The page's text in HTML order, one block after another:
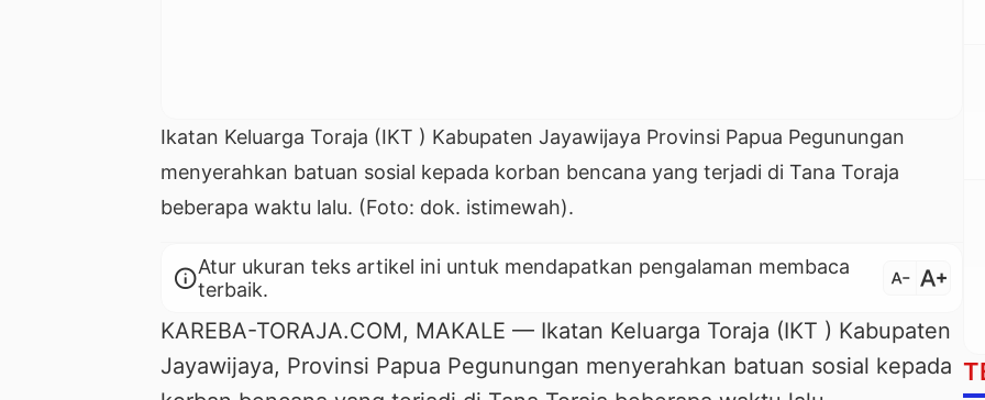
Ikatan Keluarga Toraja (IKT ) Kabupaten Jayawijaya Provinsi Papua Pegunungan
menyerahkan batuan sosial kepada korban bencana yang terjadi di Tana Toraja
beberapa waktu lalu. (Foto: dok. istimewah).
infoAtur ukuran teks artikel ini untuk mendapatkan pengalaman membaca
terbaik.
text_decrease text_increase
KAREBA-TORAJA.COM, MAKALE — Ikatan Keluarga Toraja (IKT ) Kabupaten
Jayawijaya, Provinsi Papua Pegunungan menyerahkan batuan sosial kepada